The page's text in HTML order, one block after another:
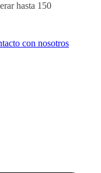
hasta 150
con nosotros